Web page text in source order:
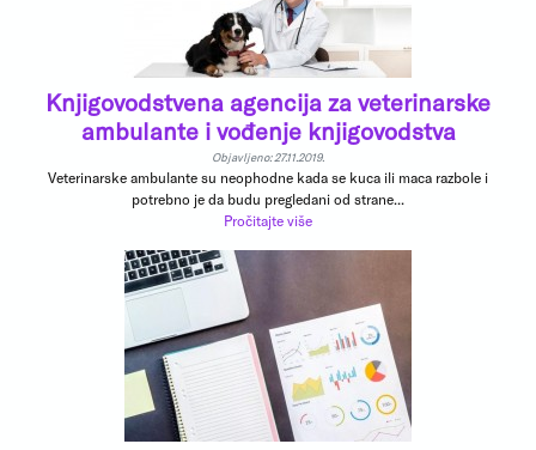
Knjigovodstvena agencija za veterinarske
ambulante i vođenje knjigovodstva
Objavljeno: 27.11.2019.
Veterinarske ambulante su neophodne kada se kuca ili maca razbole i
potrebno je da budu pregledani od strane...
Pročitajte više